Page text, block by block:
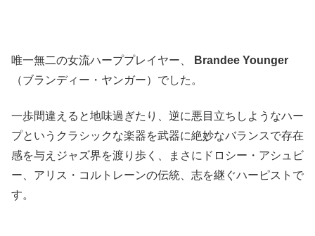
唯一無二の女流ハーププレイヤー、
Brandee Younger
（ブランディー・ヤンガー）でした。
一歩間違えると地味過ぎたり、逆に悪目立ちしようなハー
プというクラシックな楽器を武器に絶妙なバランスで存在
感を与えジャズ界を渡り歩く、まさにドロシー・アシュビ
ー、アリス・コルトレーンの伝統、志を継ぐハーピストで
す。